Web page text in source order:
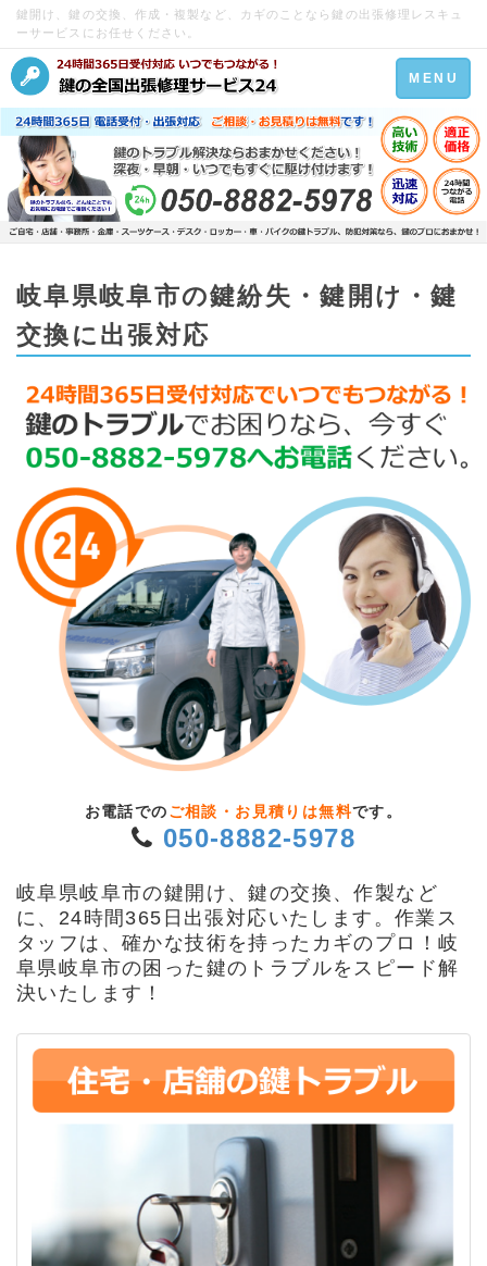
鍵開け、鍵の交換、作成・複製など、カギのことなら鍵の出張修理レスキュ
ーサービスにお任せください。
Toggle
navigation
MENU
岐阜県岐阜市の鍵紛失・鍵開け・鍵
交換に出張対応
お電話での ご相談・お見積りは無料です。
050-8882-5978
岐阜県岐阜市の鍵開け、鍵の交換、作製など
に、24時間365日出張対応いたします。作業ス
タッフは、確かな技術を持ったカギのプロ！岐
阜県岐阜市の困った鍵のトラブルをスピード解
決いたします！